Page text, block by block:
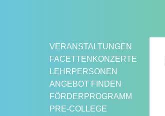
VERANSTALTUNGEN
FACETTENKONZERTE
LEHRPERSONEN
ANGEBOT FINDEN
FÖRDERPROGRAMM
PRE-COLLEGE